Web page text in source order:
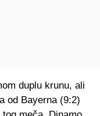
duplu krunu, ali
od Bayerna (9:2)